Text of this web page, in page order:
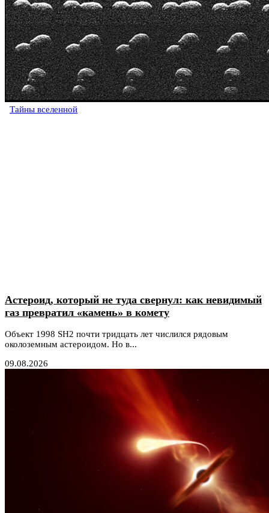
Тайны вселенной
Астероид, который не туда свернул: как невидимый
газ превратил «камень» в комету
Объект 1998 SH2 почти тридцать лет числился рядовым
околоземным астероидом. Но в...
09.08.2026